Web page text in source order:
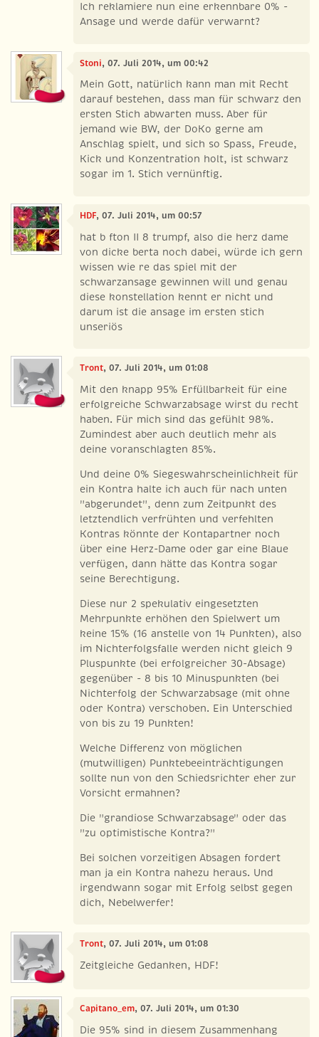
Ich reklamiere nun eine erkennbare 0% -
Ansage und werde dafür verwarnt?
Stoni, 07. Juli 2014, um 00:42
Mein Gott, natürlich kann man mit Recht
darauf bestehen, dass man für schwarz den
ersten Stich abwarten muss. Aber für
jemand wie BW, der DoKo gerne am
Anschlag spielt, und sich so Spass, Freude,
Kick und Konzentration holt, ist schwarz
sogar im 1. Stich vernünftig.
HDF, 07. Juli 2014, um 00:57
hat b fton II 8 trumpf, also die herz dame
von dicke berta noch dabei, würde ich gern
wissen wie re das spiel mit der
schwarzansage gewinnen will und genau
diese konstellation kennt er nicht und
darum ist die ansage im ersten stich
unseriös
Tront, 07. Juli 2014, um 01:08
Mit den knapp 95% Erfüllbarkeit für eine
erfolgreiche Schwarzabsage wirst du recht
haben. Für mich sind das gefühlt 98%.
Zumindest aber auch deutlich mehr als
deine voranschlagten 85%.
Und deine 0% Siegeswahrscheinlichkeit für
ein Kontra halte ich auch für nach unten
"abgerundet", denn zum Zeitpunkt des
letztendlich verfrühten und verfehlten
Kontras könnte der Kontapartner noch
über eine Herz-Dame oder gar eine Blaue
verfügen, dann hätte das Kontra sogar
seine Berechtigung.
Diese nur 2 spekulativ eingesetzten
Mehrpunkte erhöhen den Spielwert um
keine 15% (16 anstelle von 14 Punkten), also
im Nichterfolgsfalle werden nicht gleich 9
Pluspunkte (bei erfolgreicher 30-Absage)
gegenüber - 8 bis 10 Minuspunkten (bei
Nichterfolg der Schwarzabsage (mit ohne
oder Kontra) verschoben. Ein Unterschied
von bis zu 19 Punkten!
Welche Differenz von möglichen
(mutwilligen) Punktebeeinträchtigungen
sollte nun von den Schiedsrichter eher zur
Vorsicht ermahnen?
Die "grandiose Schwarzabsage" oder das
"zu optimistische Kontra?"
Bei solchen vorzeitigen Absagen fordert
man ja ein Kontra nahezu heraus. Und
irgendwann sogar mit Erfolg selbst gegen
dich, Nebelwerfer!
Tront, 07. Juli 2014, um 01:08
Zeitgleiche Gedanken, HDF!
Capitano_em, 07. Juli 2014, um 01:30
Die 95% sind in diesem Zusammenhang